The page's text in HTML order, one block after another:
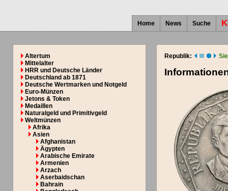
Home News Suche
Altertum
Mittelalter
HRR und Deutsche Länder
Deutschland ab 1871
Deutsche Wertmarken und Notgeld
Euro-Münzen
Jetons & Token
Medaillen
Naturalgeld und Primitivgeld
Weltmünzen
Afrika
Asien
Afghanistan
Ägypten
Arabische Emirate
Armenien
Arzach
Aserbaidschan
Bahrain
Republik: